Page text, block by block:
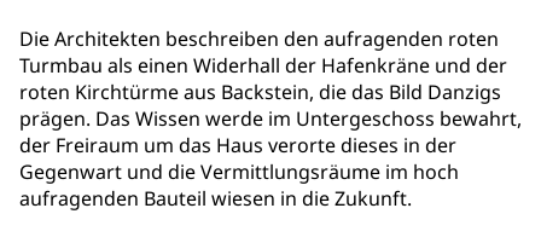
Die Architekten beschreiben den aufragenden roten
Turmbau als einen Widerhall der Hafenkräne und der
roten Kirchtürme aus Backstein, die das Bild Danzigs
prägen. Das Wissen werde im Untergeschoss bewahrt,
der Freiraum um das Haus verorte dieses in der
Gegenwart und die Vermittlungsräume im hoch
aufragenden Bauteil wiesen in die Zukunft.